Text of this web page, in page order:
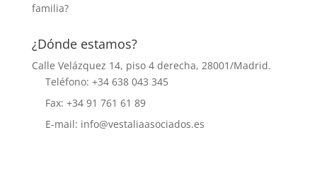
familia?
¿Dónde estamos?
Calle Velázquez 14, piso 4 derecha, 28001/Madrid.
Teléfono: +34 638 043 345
Fax: +34 91 761 61 89
E-mail: info@vestaliaasociados.es